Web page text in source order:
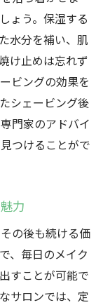
ょう。保湿する
水分を補い、肌
け止めは忘れず
ビングの効果を
シェービング後
門家のアドバイ
つけることがで
力
の後も続ける価
、毎日のメイク
すことが可能で
サロンでは、定